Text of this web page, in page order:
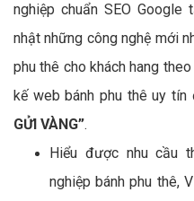
nghiệp chuẩn SEO
nhật những công nghệ mới
phu thê cho khách hang
kế web bánh phu thê uy
GỬI VÀNG”.
Hiểu được nhu cầu
nghiệp bánh phu thê,